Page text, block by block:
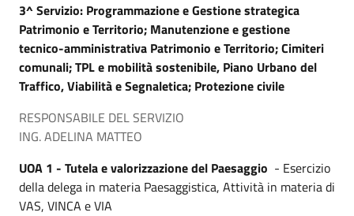
3^ Servizio: Programmazione e Gestione strategica
Patrimonio e Territorio; Manutenzione e gestione
tecnico-amministrativa Patrimonio e Territorio; Cimiteri
comunali; TPL e mobilità sostenibile, Piano Urbano del
Traffico, Viabilità eSegnaletica; Protezione civile
RESPONSABILE DEL SERVIZIO
ING. ADELINA MATTEO
UOA 1 - Tutela e valorizzazione del Paesaggio - Esercizio
della delega in materia Paesaggistica, Attività in materia di
VAS, VINCA e VIA